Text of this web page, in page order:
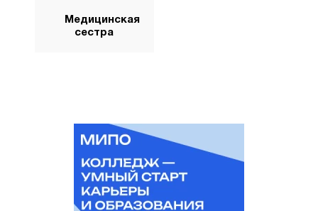
Медицинская
сестра